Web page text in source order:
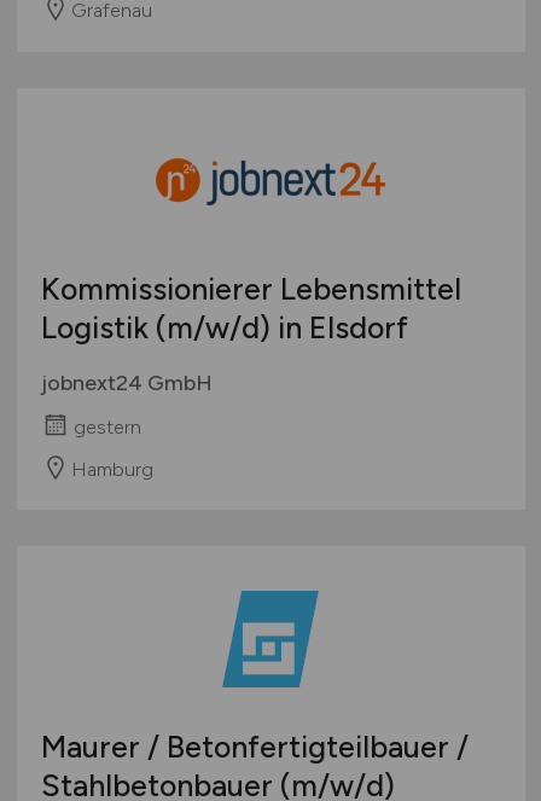
Grafenau
Kommissionierer Lebensmittel
Logistik (m/w/d) in Elsdorf
jobnext24 GmbH
gestern
Hamburg
Maurer / Betonfertigteilbauer /
Stahlbetonbauer (m/w/d)